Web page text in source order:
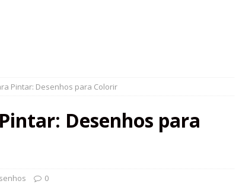
Pintar: Desenhos para Colorir
Desenhos para
0